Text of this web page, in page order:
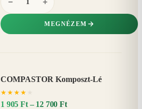
− +
MEGNÉZEM
COMPASTOR Komposzt-Lé
★ ★ ★ ★
1 905 Ft – 12 700 Ft